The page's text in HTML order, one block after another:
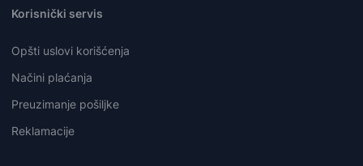
Korisnički servis
Opšti uslovi korišćenja
Načini plaćanja
Preuzimanje pošiljke
Reklamacije